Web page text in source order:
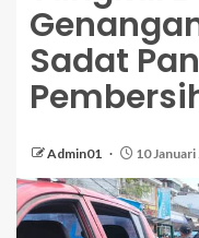
Sadat
Admin01 10